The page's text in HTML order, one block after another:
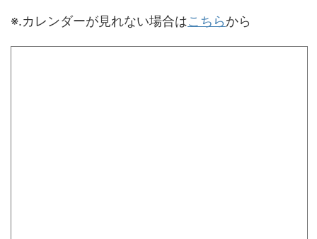
※.カレンダーが見れない場合はこちらから